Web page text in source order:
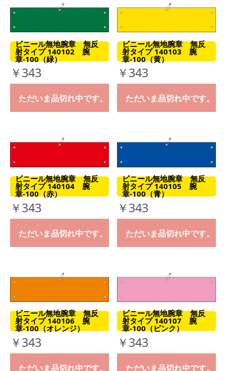
ビニール無地腕章 無反
射タイプ 140102 腕
章-100（緑）
￥343
ただいま品切れ中です。
ビニール無地腕章 無反
射タイプ 140103 腕
章-100（黄）
￥343
ただいま品切れ中です。
ビニール無地腕章 無反
射タイプ 140104 腕
章-100（赤）
￥343
ただいま品切れ中です。
ビニール無地腕章 無反
射タイプ 140105 腕
章-100（青）
￥343
ただいま品切れ中です。
ビニール無地腕章 無反
射タイプ 140106 腕
章-100（オレンジ）
￥343
ただいま品切れ中です。
ビニール無地腕章 無反
射タイプ 140107 腕
章-100（ピンク）
￥343
ただいま品切れ中です。